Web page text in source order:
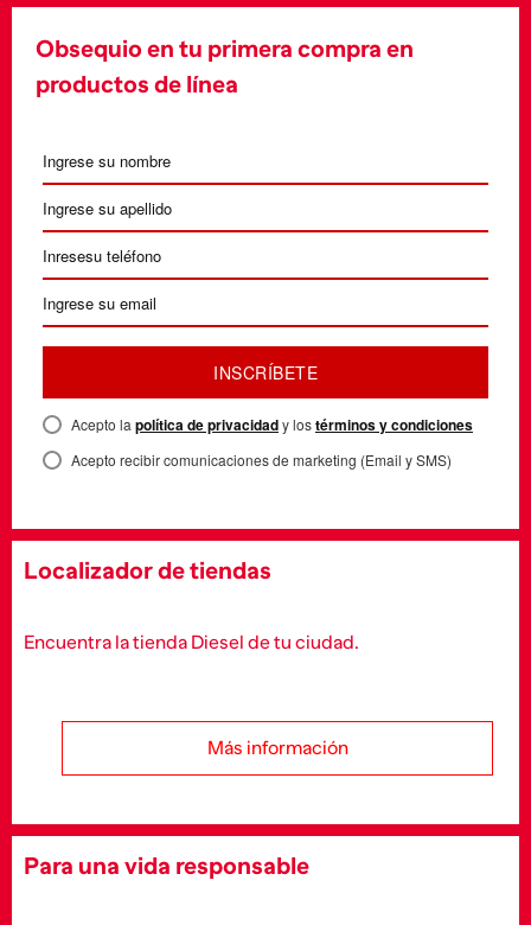
Obsequio en tu primera compra en
productos de línea
INSCRÍBETE
Acepto la política de privacidady lostérminos y condiciones
Acepto recibir comunicaciones de marketing (Email y SMS)
Localizador de tiendas
Encuentra la tienda Diesel de tu ciudad.
Más información
Para una vida responsable